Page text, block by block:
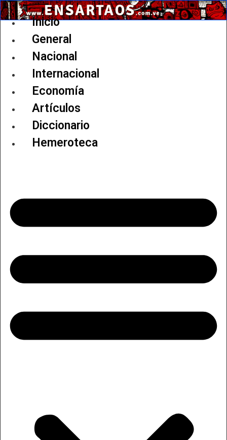
Ir
al
Inicio
General
Nacional
Internacional
Economía
Artículos
Diccionario
Hemeroteca